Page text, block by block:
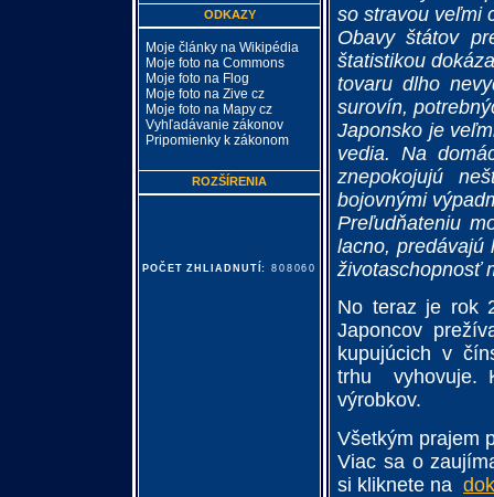
so stravou veľmi
Obavy štátov
štatistikou
tovaru dlho
surovín,
Japonsko je
vedia. Na
znepokojujú
bojovnými
Preľudňateniu
lacno, predávajú
životaschopnosť
No teraz je rok
Japoncov
kupujúcich v
trhu
vyhovuje.
výrobkov.
Všetkým prajem
Viac sa o
si kliknete na
ODKAZY
Moje články na Wikipédia
Moje foto na Commons
Moje foto na Flog
Moje foto na Zive cz
Moje foto na Mapy cz
Vyhľadávanie zákonov
Pripomienky k zákonom
ROZŠÍRENIA
POČET ZHLIADNUTÍ: 808060